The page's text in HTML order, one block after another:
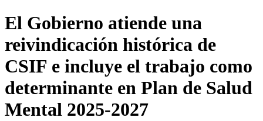
El Gobierno atiende una
reivindicación histórica de
CSIF e incluye el trabajo como
determinante en Plan de Salud
Mental 2025-2027